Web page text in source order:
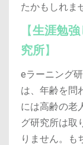
たかもしれま
【生涯勉
究所】
eラーニング
は、年齢を問
には高齢の老
グ研究所は取
りません。
も